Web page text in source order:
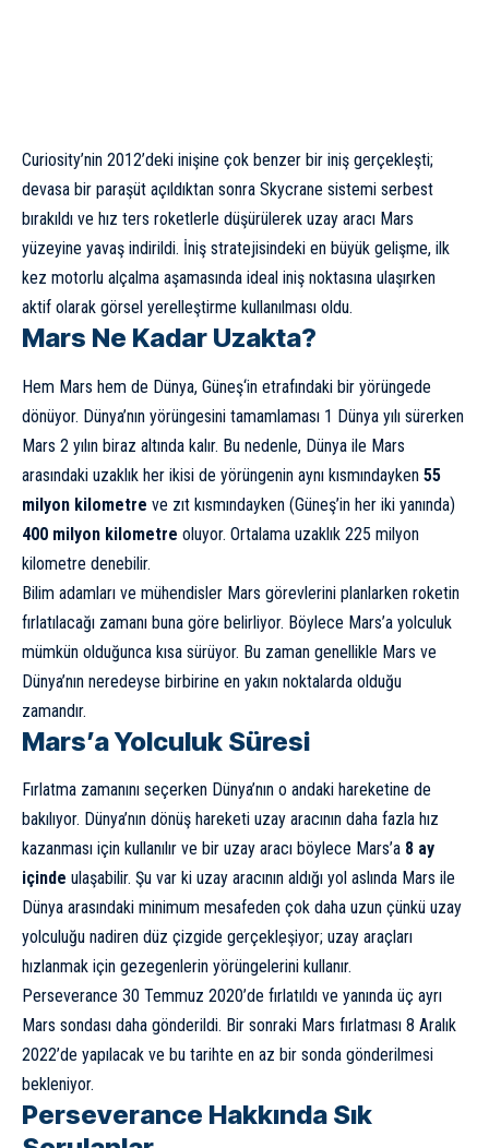
Curiosity’nin 2012’deki inişine çok benzer bir iniş gerçekleşti;
devasa bir paraşüt açıldıktan sonra Skycrane sistemi serbest
bırakıldı ve hız ters roketlerle düşürülerek uzay aracı Mars
yüzeyine yavaş indirildi. İniş stratejisindeki en büyük gelişme, ilk
kez motorlu alçalma aşamasında ideal iniş noktasına ulaşırken
aktif olarak görsel yerelleştirme kullanılması oldu.
Mars Ne Kadar Uzakta?
Hem Mars hem de Dünya, Güneş‘in etrafındaki bir yörüngede
dönüyor. Dünya’nın yörüngesini tamamlaması 1 Dünya yılı sürerken
Mars 2 yılın biraz altında kalır. Bu nedenle, Dünya ile Mars
arasındaki uzaklık her ikisi de yörüngenin aynı kısmındayken 55
milyon kilometre ve zıt kısmındayken (Güneş’in her iki yanında)
400 milyon kilometre oluyor. Ortalama uzaklık 225 milyon
kilometre denebilir.
Bilim adamları ve mühendisler Mars görevlerini planlarken roketin
fırlatılacağı zamanı buna göre belirliyor. Böylece Mars’a yolculuk
mümkün olduğunca kısa sürüyor. Bu zaman genellikle Mars ve
Dünya’nın neredeyse birbirine en yakın noktalarda olduğu
zamandır.
Mars’a Yolculuk Süresi
Fırlatma zamanını seçerken Dünya’nın o andaki hareketine de
bakılıyor. Dünya’nın dönüş hareketi uzay aracının daha fazla hız
kazanması için kullanılır ve bir uzay aracı böylece Mars’a 8 ay
içinde ulaşabilir. Şu var ki uzay aracının aldığı yol aslında Mars ile
Dünya arasındaki minimum mesafeden çok daha uzun çünkü uzay
yolculuğu nadiren düz çizgide gerçekleşiyor; uzay araçları
hızlanmak için gezegenlerin yörüngelerini kullanır.
Perseverance 30 Temmuz 2020’de fırlatıldı ve yanında üç ayrı
Mars sondası daha gönderildi. Bir sonraki Mars fırlatması 8 Aralık
2022’de yapılacak ve bu tarihte en az bir sonda gönderilmesi
bekleniyor.
Perseverance Hakkında Sık